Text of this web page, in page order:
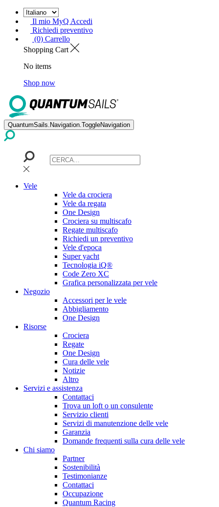
Il mio MyQ Accedi
Richiedi preventivo
(0) Carrello
Shopping Cart
No items
Shop now
QuantumSails.Navigation.ToggleNavigation
Vele
Vele da crociera
Vele da regata
One Design
Crociera su multiscafo
Regate multiscafo
Richiedi un preventivo
Vele d'epoca
Super yacht
Tecnologia iQ®
Code Zero XC
Grafica personalizzata per vele
Negozio
Accessori per le vele
Abbigliamento
One Design
Risorse
Crociera
Regate
One Design
Cura delle vele
Notizie
Altro
Servizi e assistenza
Contattaci
Trova un loft o un consulente
Servizio clienti
Servizi di manutenzione delle vele
Garanzia
Domande frequenti sulla cura delle vele
Chi siamo
Partner
Sostenibilità
Testimonianze
Contattaci
Occupazione
Quantum Racing